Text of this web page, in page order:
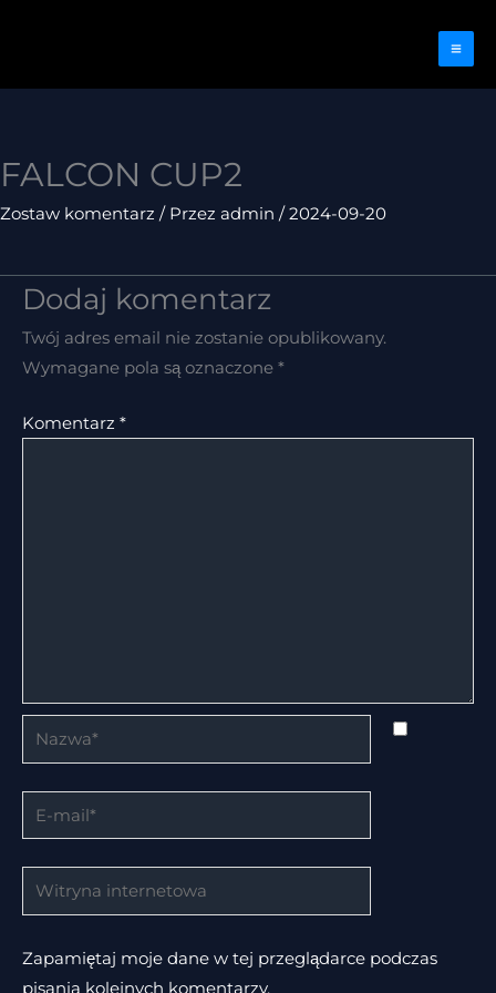
FALCON CUP2
Zostaw komentarz / Przez admin /2024-09-20
Dodaj komentarz
Twój adres email nie zostanie opublikowany.
Wymagane pola są oznaczone *
Komentarz *
Nazwa*
E-
mail*
Witryna
internetowa
Zapamiętaj moje dane w tej przeglądarce podczas
pisania kolejnych komentarzy.